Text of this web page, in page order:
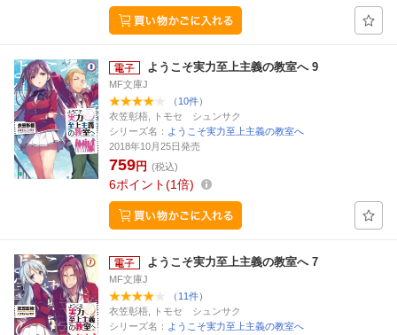
ようこそ実力至上主義の教室へ 9
MF文庫J
（10件）
衣笠彰梧, トモセ シュンサク
シリーズ名： ようこそ実力至上主義の教室へ
2018年10月25日発売
759円 (税込)
6ポイント 1倍
ようこそ実力至上主義の教室へ 7
MF文庫J
（11件）
衣笠彰梧, トモセ シュンサク
シリーズ名： ようこそ実力至上主義の教室へ